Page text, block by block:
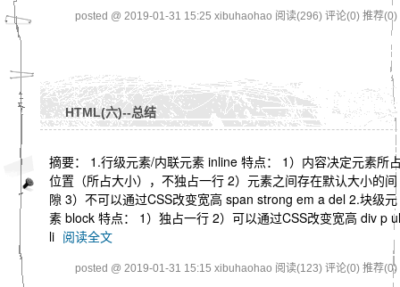
posted @ 2019-01-31 15:25 xibuhaohao 阅读(296) 评论(0) 推荐(0)
HTML(六)--总结
摘要： 1.行级元素/内联元素 inline 特点： 1）内容决定元素所
位置（所占大小），不独占一行 2）元素之间存在默认大小的间
隙 3）不可以通过CSS改变宽高 span strong em a del 2.块级元
素 block 特点： 1）独占一行 2）可以通过CSS改变宽高 div p ul
li 阅读全文
posted @ 2019-01-31 15:15 xibuhaohao 阅读(123) 评论(0) 推荐(0)